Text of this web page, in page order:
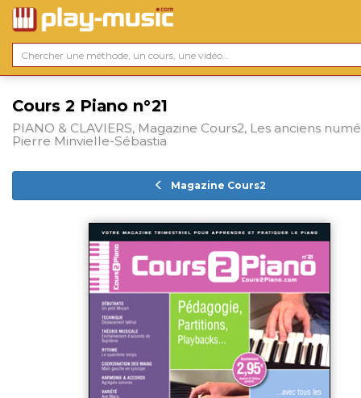
Cours 2 Piano n°21
PIANO & CLAVIERS, Magazine Cours2, Les anciens
Pierre Minvielle-Sébastia
Magazine Cours2